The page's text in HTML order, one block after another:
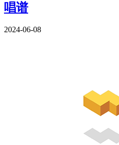
唱谱
2024-06-08